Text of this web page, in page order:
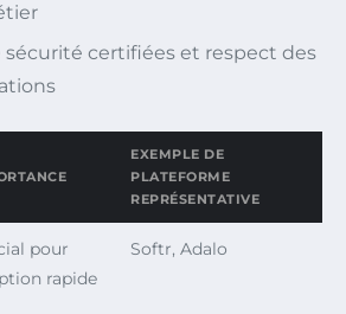
sécurité certifiées et respect des
EXEMPLE DE
PLATEFORME
REPRÉSENTATIVE
pour
rapide
Softr, Adalo